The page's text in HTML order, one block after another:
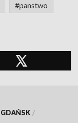
#panstwo
GDAŃSK /